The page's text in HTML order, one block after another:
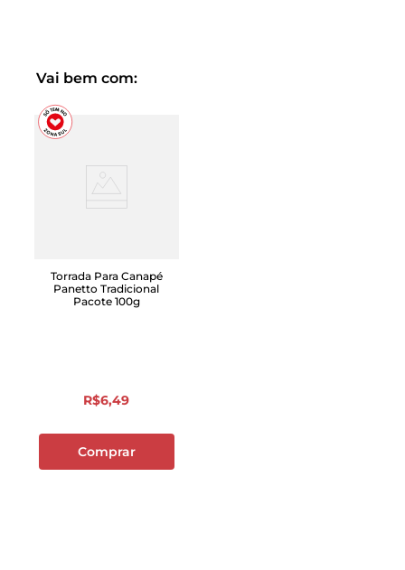
Frutose (presente nas frutas) entre outros. Embora
podem ser consumidos por diabéticos. Porção de 20g =
66kcal
Vai bem com:
Torrada Para Canapé
Panetto Tradicional
Pacote 100g
R$6,49
Comprar